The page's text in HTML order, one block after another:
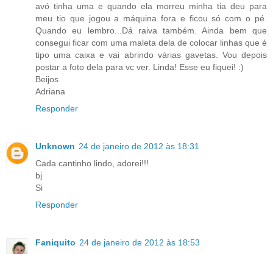
avó tinha uma e quando ela morreu minha tia deu para
meu tio que jogou a máquina fora e ficou só com o pé.
Quando eu lembro...Dá raiva também. Ainda bem que
consegui ficar com uma maleta dela de colocar linhas que é
tipo uma caixa e vai abrindo várias gavetas. Vou depois
postar a foto dela para vc ver. Linda! Esse eu fiquei! :)
Beijos
Adriana
Responder
Unknown 24 de janeiro de 2012 às 18:31
Cada cantinho lindo, adorei!!!
bj
Si
Responder
Faniquito 24 de janeiro de 2012 às 18:53